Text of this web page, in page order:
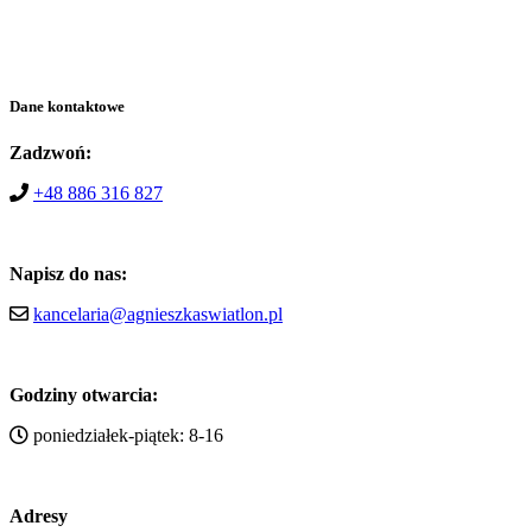
Dane kontaktowe
Zadzwoń:
+48 886 316 827
Napisz do nas:
kancelaria@agnieszkaswiatlon.pl
Godziny otwarcia:
poniedziałek-piątek: 8-16
Adresy